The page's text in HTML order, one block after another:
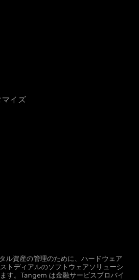
イズ
ル資産の管理のために、ハードウェア
トディアルのソフトウェアソリューシ
す。Tangem は金融サービスプロバイ